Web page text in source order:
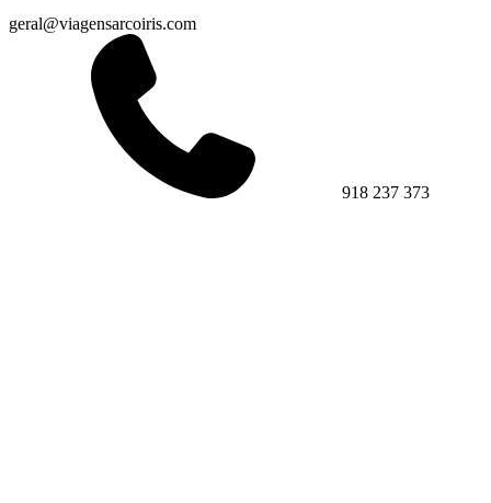
geral@viagensarcoiris.com
918 237 373